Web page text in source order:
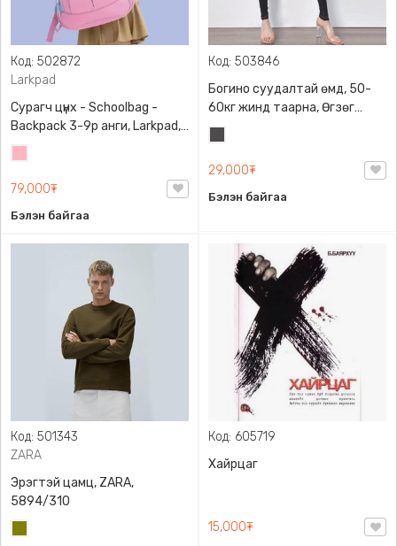
Код: 502872
Larkpad
Сурагч цүнх - Schoolbag -
Backpack 3-9р анги, Larkpad,
9009-10128, Цацруулагчтай,
Олон тасалгаатай
79,000₮
Бэлэн байгаа
Код: 503846
Богино суудалтай өмд, 50-
60кг жинд таарна, Өгзөг
өргөгчтэй
29,000₮
Бэлэн байгаа
Код: 501343
ZARA
Эрэгтэй цамц, ZARA,
5894/310
Код: 605719
Хайрцаг
15,000₮